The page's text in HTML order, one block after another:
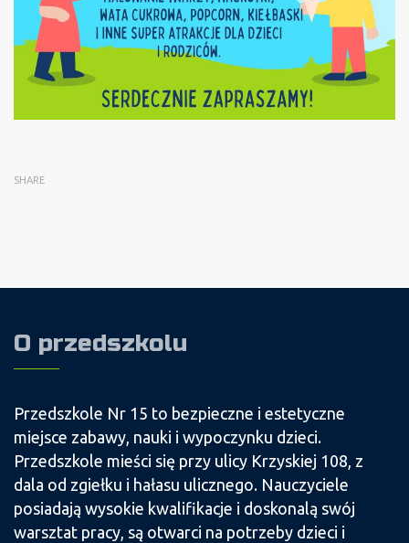
SHARE
O przedszkolu
Przedszkole Nr 15 to bezpieczne i estetyczne
miejsce zabawy, nauki i wypoczynku dzieci.
Przedszkole mieści się przy ulicy Krzyskiej 108, z
dala od zgiełku i hałasu ulicznego. Nauczyciele
posiadają wysokie kwalifikacje i doskonalą swój
warsztat pracy, są otwarci na potrzeby dzieci i